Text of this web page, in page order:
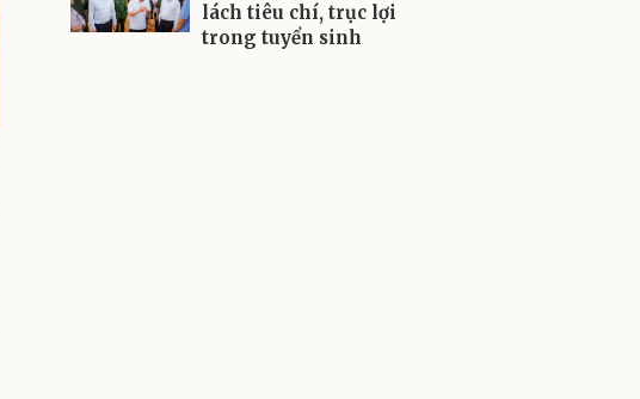
lách tiêu chí, trục lợi
trong tuyển sinh